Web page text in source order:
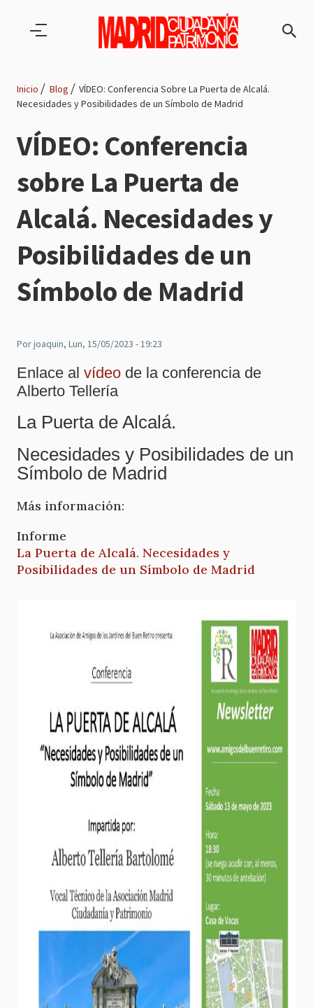
de
navegación
Inicio Blog
VÍDEO: Conferencia Sobre La Puerta de Alcalá.
Necesidades y Posibilidades de un Símbolo de Madrid
VÍDEO: Conferencia
sobre La Puerta de
Alcalá. Necesidades y
Posibilidades de un
Símbolo de Madrid
Porjoaquin, Lun, 15/05/2023 - 19:23
Enlace al vídeo de la conferencia de
Alberto Tellería
La Puerta de Alcalá.
Necesidades y Posibilidades de un
Símbolo de Madrid
Más información:
Informe
La Puerta de Alcalá. Necesidades y
Posibilidades de un Símbolo de Madrid